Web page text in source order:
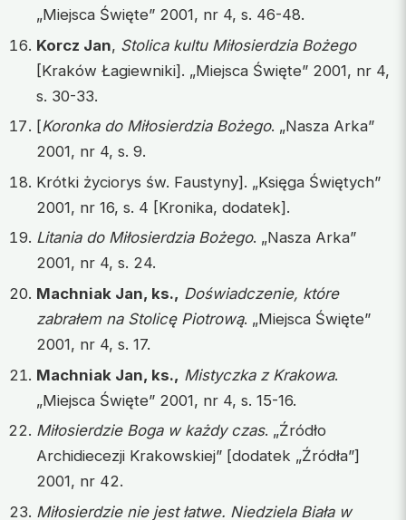
„Miejsca Święte” 2001, nr 4, s. 46-48.
Korcz Jan, Stolica kultu Miłosierdzia Bożego
[Kraków Łagiewniki]. „Miejsca Święte” 2001, nr 4,
s. 30-33.
[Koronka do Miłosierdzia Bożego. „Nasza Arka”
2001, nr 4, s. 9.
Krótki życiorys św. Faustyny]. „Księga Świętych”
2001, nr 16, s. 4 [Kronika, dodatek].
Litania do Miłosierdzia Bożego. „Nasza Arka”
2001, nr 4, s. 24.
Machniak Jan, ks., Doświadczenie, które
zabrałem na Stolicę Piotrową. „Miejsca Święte”
2001, nr 4, s. 17.
Machniak Jan, ks., Mistyczka z Krakowa.
„Miejsca Święte” 2001, nr 4, s. 15-16.
Miłosierdzie Boga w każdy czas. „Źródło
Archidiecezji Krakowskiej” [dodatek „Źródła”]
2001, nr 42.
Miłosierdzie nie jest łatwe. Niedziela Biała w